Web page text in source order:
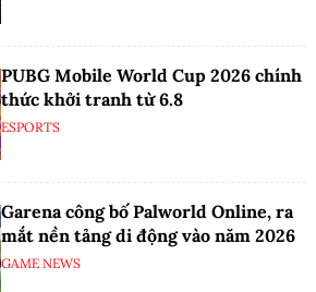
PUBG Mobile World Cup 2026 chính
thức khởi tranh từ 6.8
ESPORTS
Garena công bố Palworld Online, ra
mắt nền tảng di động vào năm 2026
GAME NEWS